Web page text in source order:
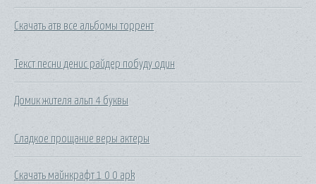
Скачать атв все альбомы торрент
Текст песни денис райдер побуду один
Домик жителя альп 4 буквы
Сладкое прощание веры актеры
Скачать майнкрафт 1 0 0 apk